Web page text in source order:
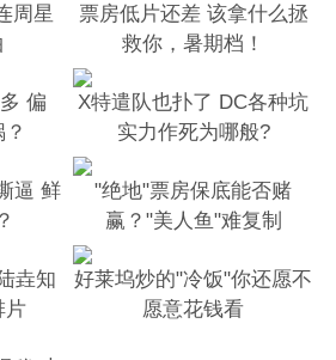
周星
票房低片还差 该拿什么拯
救你，暑期档！
偏
X特遣队也扑了 DC各种坑
实力作死为哪般?
逼 鲜
"绝地"票房保底能否赌
赢？"美人鱼"难复制
垚知
片
好莱坞炒的"冷饭"你还愿不
愿意花钱看